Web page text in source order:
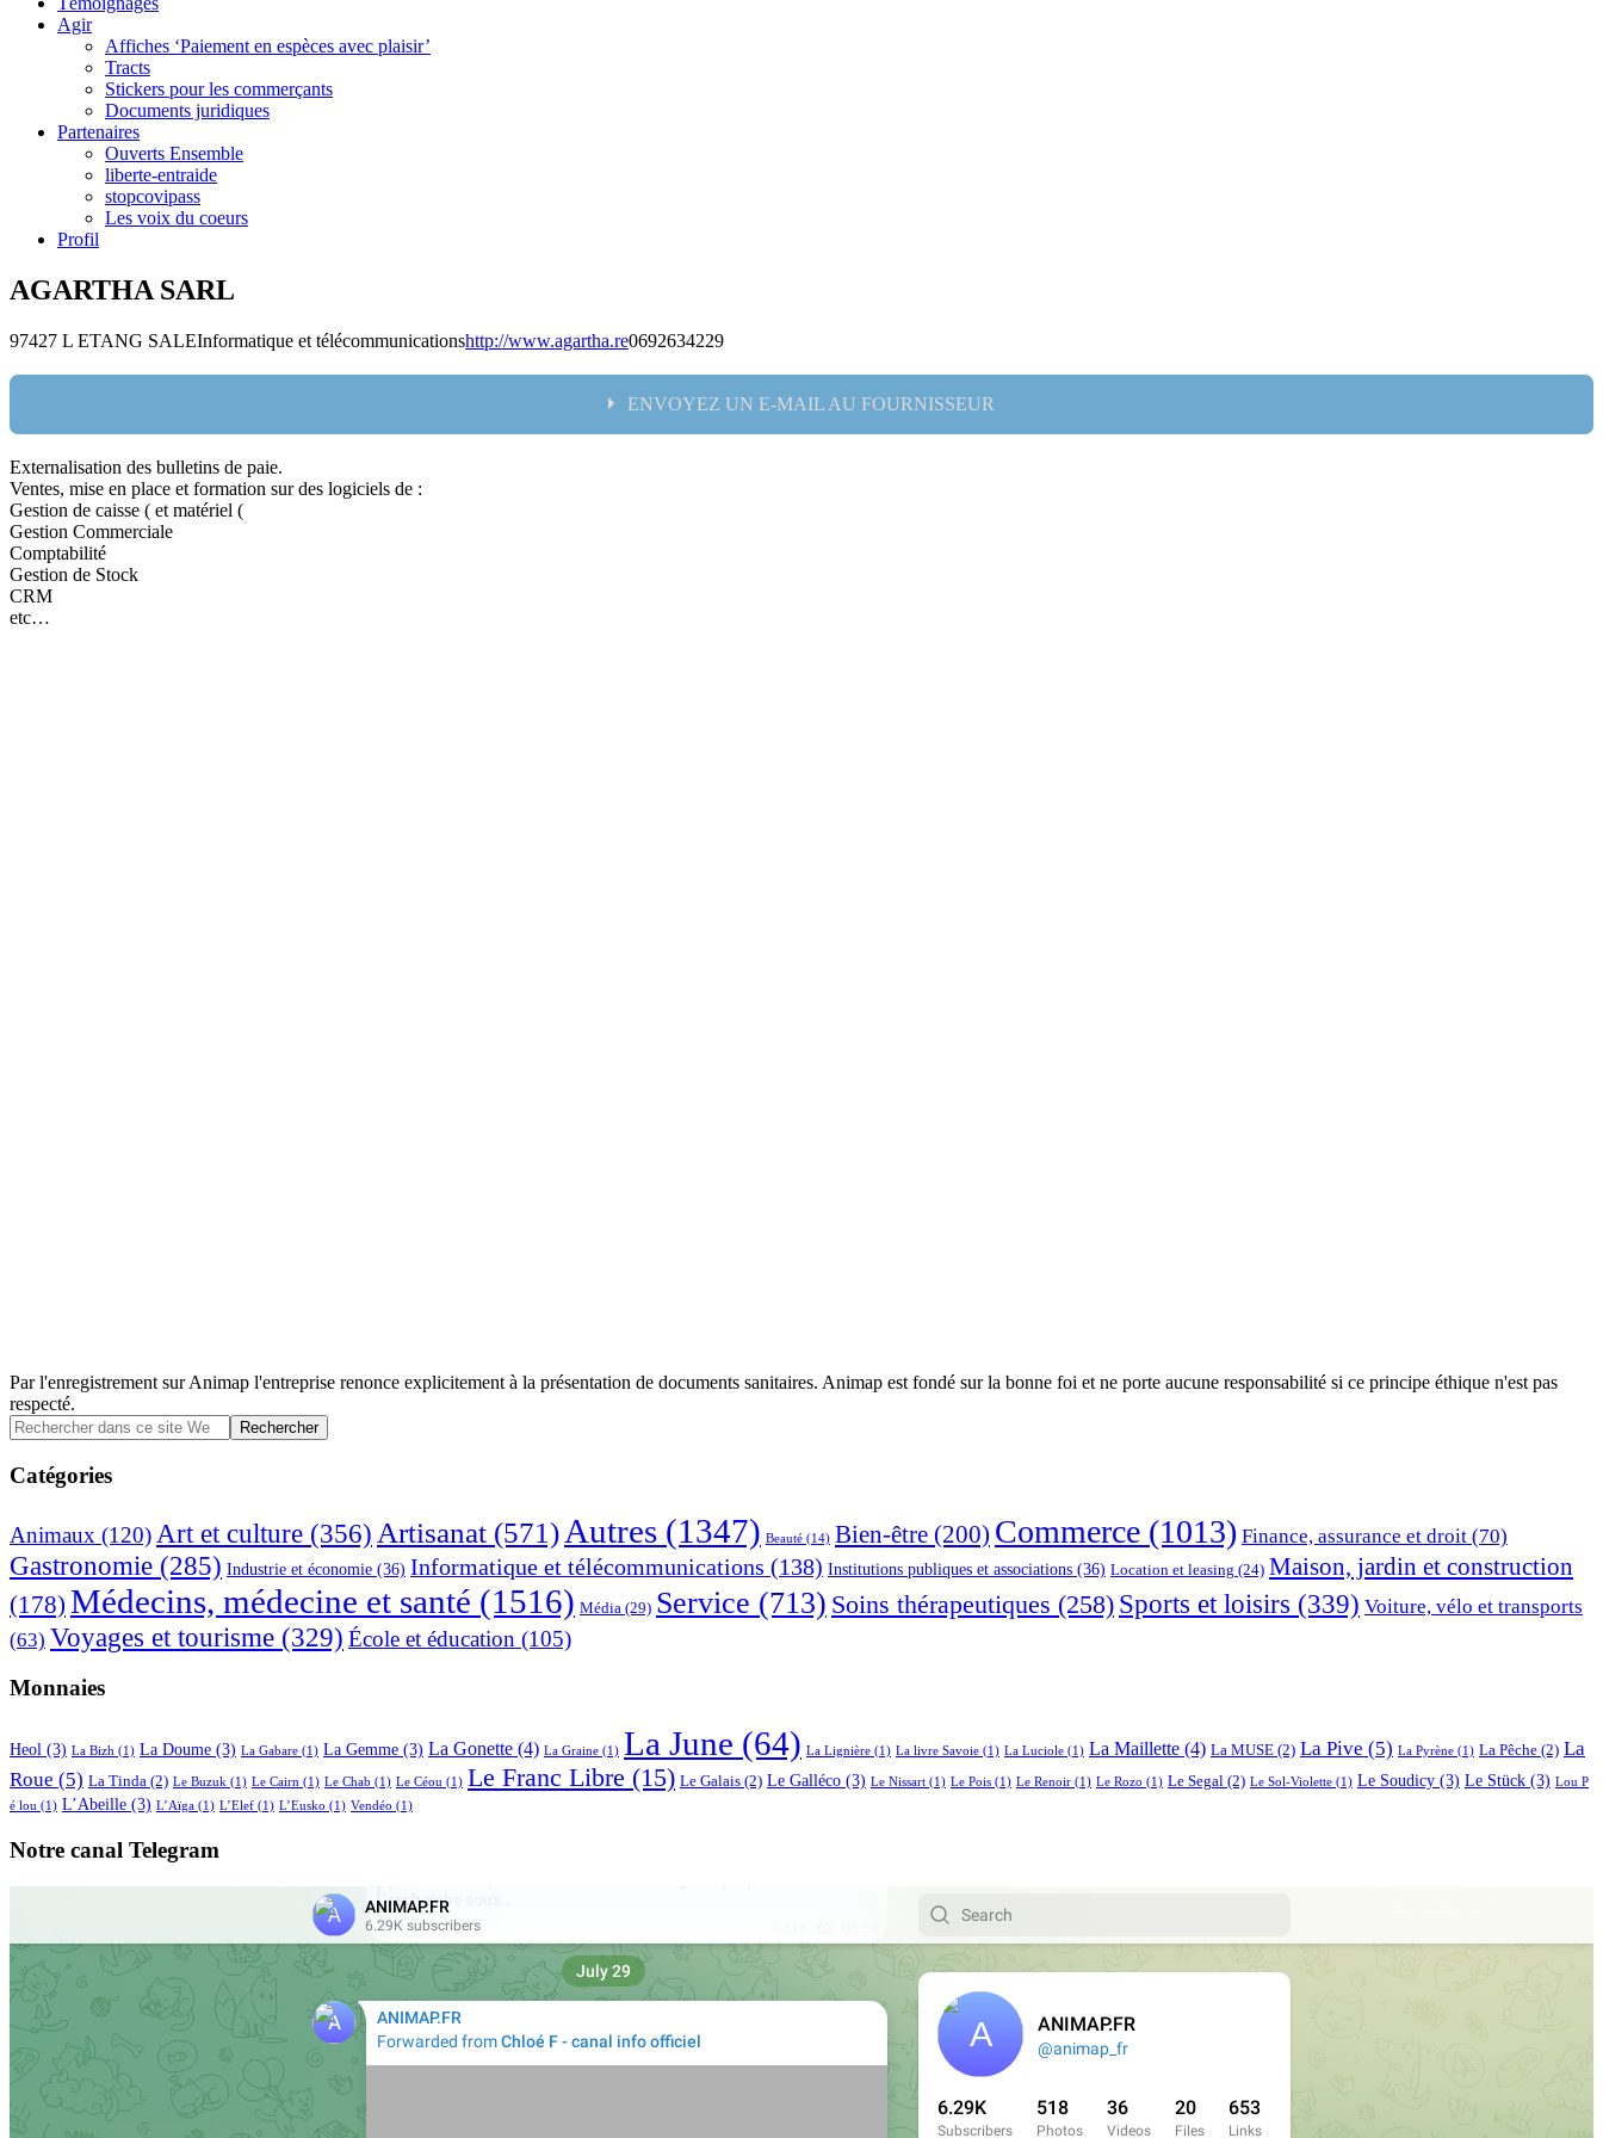
Agir
Affiches ‘Paiement en espèces avec plaisir’
Tracts
Stickers pour les commerçants
Documents juridiques
Partenaires
Ouverts Ensemble
liberte-entraide
stopcovipass
Les voix du coeurs
Profil
AGARTHA SARL
97427 L ETANG SALEInformatique et télécommunicationshttp://www.agartha.re0692634229
ENVOYEZ UN E-MAIL AU FOURNISSEUR
Nom:
email:
Message:
Externalisation des bulletins de paie.
Ventes, mise en place et formation sur des logiciels de :
Gestion de caisse ( et matériel (
Gestion Commerciale
Comptabilité
Gestion de Stock
CRM
etc…
Par l'enregistrement sur Animap l'entreprise renonce explicitement à la présentation de documents sanitaires. Animap est fondé sur la bonne foi et ne porte aucune responsabilité si ce principe éthique n'est pas
respecté.
Barre
latérale
principale
Rechercher
dans
ce
site
Catégories
Animaux (120) Art et culture (356) Artisanat (571) Autres (1347) Beauté (14) Bien-être (200) Commerce (1013) Finance, assurance et droit (70)
Gastronomie (285) Industrie et économie (36) Informatique et télécommunications (138) Institutions publiques et associations (36) Location et leasing (24) Maison, jardin et construction
(178) Médecins, médecine et santé (1516) Média (29) Service (713) Soins thérapeutiques (258) Sports et loisirs (339) Voiture, vélo et transports
(63) Voyages et tourisme (329) École et éducation (105)
Monnaies
Heol (3) La Bizh (1) La Doume (3) La Gabare (1) La Gemme (3) La Gonette (4) La Graine (1) La June (64) La Lignière (1) La livre Savoie (1) La Luciole (1) La Maillette (4) La MUSE (2) La Pive (5) La Pyrène (1) La Pêche (2) La
Roue (5) La Tinda (2) Le Buzuk (1) Le Cairn (1) Le Chab (1) Le Céou (1) Le Franc Libre (15) Le Galais (2) Le Galléco (3) Le Nissart (1) Le Pois (1) Le Renoir (1) Le Rozo (1) Le Segal (2) Le Sol-Violette (1) Le Soudicy (3) Le Stück (3) Lou P
é lou (1) L’Abeille (3) L’Aïga (1) L’Elef (1) L’Eusko (1) Vendéo (1)
Notre canal Telegram